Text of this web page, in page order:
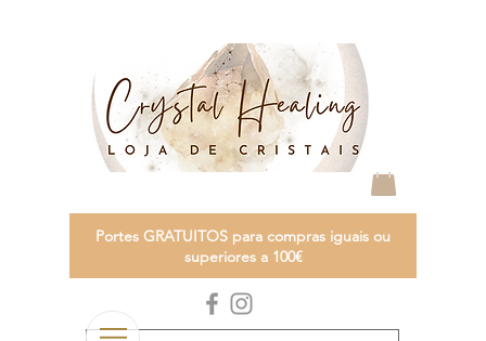
Portes GRATUITOS para compras iguais ou
superiores a 100€